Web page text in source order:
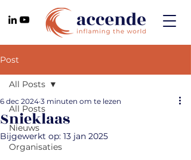
Post
All Posts
Nieuws
Organisaties
All Posts
Snieklaas
6 dec 2024 3 minuten om te lezen
Bijgewerkt op: 13 jan 2025